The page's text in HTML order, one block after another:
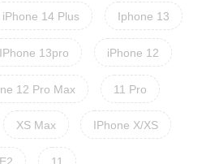
iPhone 14 Plus Iphone 13
IPhone 13pro iPhone 12
12 Pro Max 11 Pro
XS Max IPhone X/XS